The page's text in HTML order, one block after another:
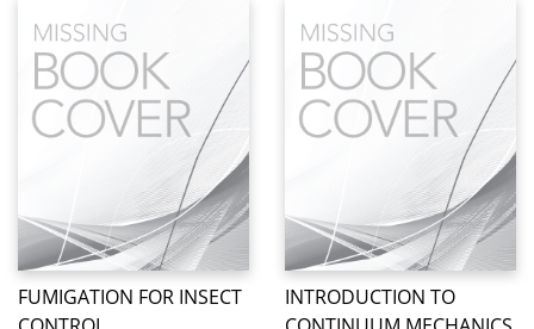
FUMIGATION FOR INSECT
INTRODUCTION TO